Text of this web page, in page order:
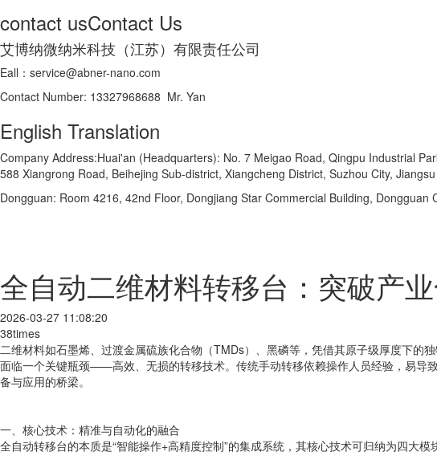
contact usContact Us
艾博纳微纳米科技（江苏）有限责任公司
Eall：service@abner-nano.com
Contact Number: 13327968688 Mr. Yan
English Translation
Company Address:Huai'an (Headquarters): No. 7 Meigao Road, Qingpu Industrial
588 Xiangrong Road, Beihejing Sub-district, Xiangcheng District, Suzhou City,
Dongguan: Room 4216, 42nd Floor, Dongjiang Star Commercial Building, Dongguan
全自动二维材料转移台：突破产
2026-03-27 11:08:20
38times
二维材料如石墨烯、过渡金属硫族化合物（TMDs）、黑磷等，凭借其原子级厚度下的
面临一个关键瓶颈——高效、无损的转移技术。传统手动转移依赖操作人员经验，易导
备与应用的桥梁。
一、核心技术：精准与自动化的融合
全自动转移台的本质是“智能操作+高精度控制”的集成系统，其核心技术可归纳为四大模